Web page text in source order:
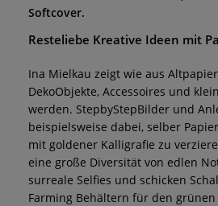
Softcover.
Resteliebe Kreative Ideen mit
Ina Mielkau zeigt wie aus
DekoObjekte, Accessoires und
werden. StepbyStepBilder und
beispielsweise dabei, selber
mit goldener Kalligrafie zu
eine große Diversität von edlen
surreale Selfies und schicken
Farming Behältern für den grünen